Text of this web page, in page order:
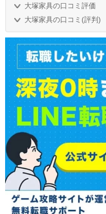
大塚家具の口コミ評価
大塚家具の口コミ(評判)